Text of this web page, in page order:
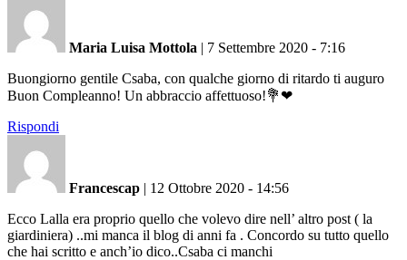
Maria Luisa Mottola | 7 Settembre 2020 - 7:16
Buongiorno gentile Csaba, con qualche giorno di ritardo ti auguro
Buon Compleanno! Un abbraccio affettuoso!💐❤
Rispondi
Francescap | 12 Ottobre 2020 - 14:56
Ecco Lalla era proprio quello che volevo dire nell’ altro post ( la
giardiniera) ..mi manca il blog di anni fa . Concordo su tutto quello
che hai scritto e anch’io dico..Csaba ci manchi